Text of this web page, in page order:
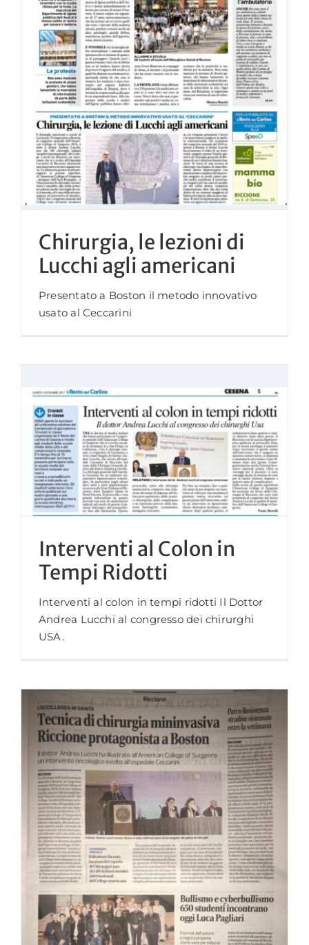
Chirurgia, le lezioni di
Lucchi agli americani
Presentato a Boston il metodo innovativo
usato al Ceccarini
Interventi al Colon in
Tempi Ridotti
Interventi al colon in tempi ridotti Il Dottor
Andrea Lucchi al congresso dei chirurghi
USA.